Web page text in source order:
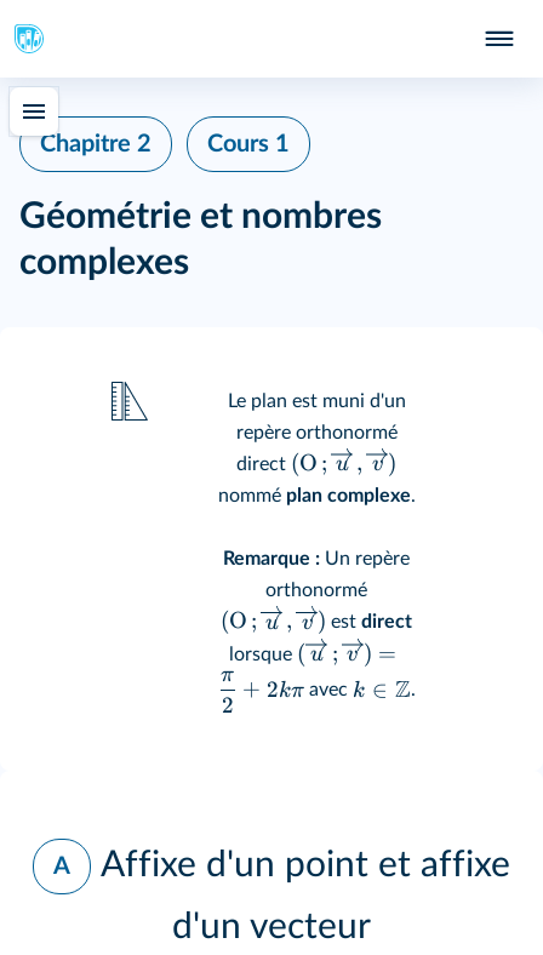
Chapitre 2 Cours 1
Géométrie et nombres
complexes
Le plan est muni d'un
repère orthonormé
direct (O ; u , v )
nommé plan complexe.
Remarque : Un repère
orthonormé
(O ; u , v ) estdirect
lorsque (u ; v ) =
2
π
+ 2kπ avec k ∈ Z.
A
Affixe d'un point et affixe
d'un vecteur